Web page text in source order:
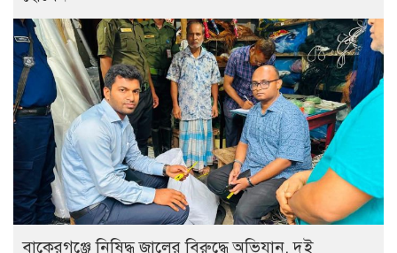
বাকেরগঞ্জে নিষিদ্ধ জালের বিরুদ্ধে অভিযান, দুই